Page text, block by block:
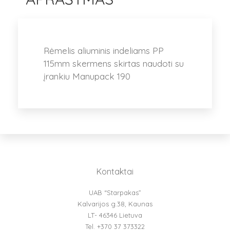
Rėmelis aliuminis indeliams PP
115mm skermens skirtas naudoti su
įrankiu Manupack 190
Kontaktai
UAB “Starpakas”
Kalvarijos g.38, Kaunas
LT- 46346 Lietuva
Tel. +370 37 373322